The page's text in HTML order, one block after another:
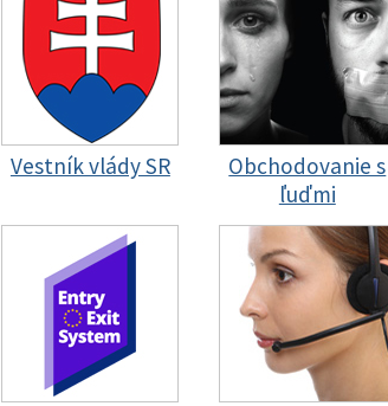
Vestník vlády SR
Obchodovanie s
ľuďmi